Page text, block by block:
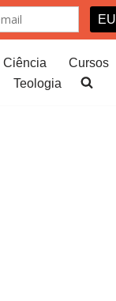
Ciência Cursos
Teologia